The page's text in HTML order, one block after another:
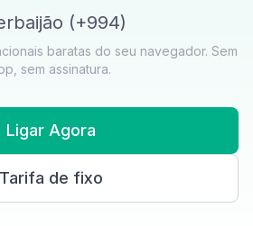
(+994)
baratas do seu navegador. Sem
sem assinatura.
Ligar Agora
Tarifa de fixo